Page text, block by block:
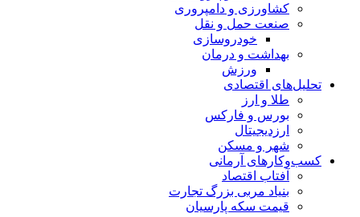
کشاورزی و دامپروری
صنعت حمل و نقل
خودروسازی
بهداشت و درمان
ورزش
تحلیل‌های اقتصادی
طلا و ارز
بورس و فارکس
ارزدیجیتال
شهر و مسکن
کسب‌وکارهای آرمانی
آفتاب اقتصاد
بنیاد مربی بزرگ تجارت
قیمت سکه پارسیان